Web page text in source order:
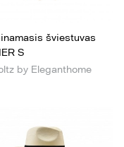
šviestuvas
S
by Eleganthome